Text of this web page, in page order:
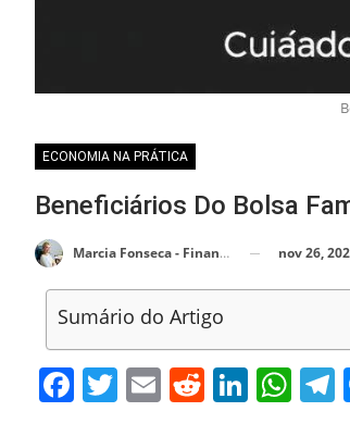
ECONOMIA NA PRÁTICA
Beneficiários Do Bolsa
Marcia Fonseca - Financial Consultant nov 26,
Sumário do Artigo
Facebook
Twitter
EmailReddit